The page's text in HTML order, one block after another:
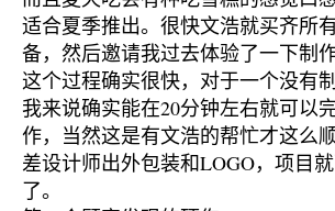
适合夏季推出。很快文浩就买齐所
备，然后邀请我过去体验了一下制
这个过程确实很快，对于一个没有
我来说确实能在20分钟左右就可以
作，当然这是有文浩的帮忙才这么
差设计师出外包装和LOGO，项目
了。